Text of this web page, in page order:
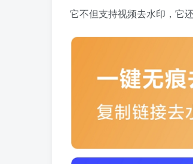
它不但支持视频去水印，它